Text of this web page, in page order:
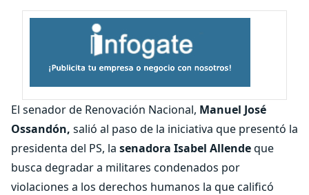
El senador de Renovación Nacional, Manuel José
Ossandón, salió al paso de la iniciativa que presentó la
presidenta del PS, la senadora Isabel Allendeque
busca degradar a militares condenados por
violaciones a los derechos humanos la que calificó